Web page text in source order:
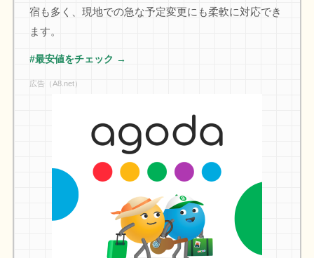
宿も多く、現地での急な予定変更にも柔軟に対応でき
ます。
#最安値をチェック →
広告（A8.net）